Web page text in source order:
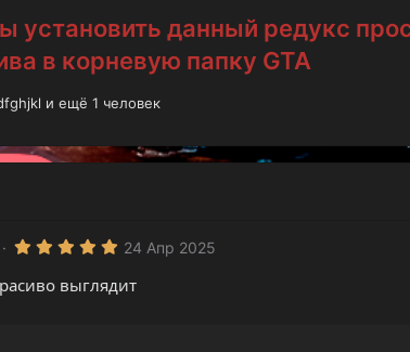
установить данный редукс
в корневую папку GTA
и ещё 1 человек
5
0
24 Апр 2025
выглядит